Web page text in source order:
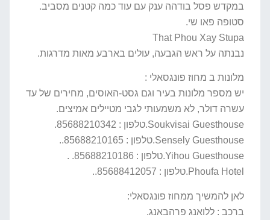
במקדש פסל בודהה ענק עם עוד כמה קטנים מסביב.
סטופה פאו שי.
That Phou Xay Stupa
נבנתה על ראש הגבעה, עולים בארבע מאות מדרגות.
מלונות ב מחוז פונגסאלי :
יש מספר מלונות בעיר וגם גסט-האוסים, מחירים של עד
עשרה דולר, לא משמעותי לגבי מטיילים אמיצים.
Soukvisai Guesthouse.טלפון : 85688210342.
Sensely Guesthouse.טלפון : 85688210165..
Yihou Guesthouse.טלפון : 85688210186. .
Phoufa Hotel.טלפון : 85688412057..
לאן להמשיך ממחוז פונגסאלי:
ברכב : ללואנג פרהבאנג.